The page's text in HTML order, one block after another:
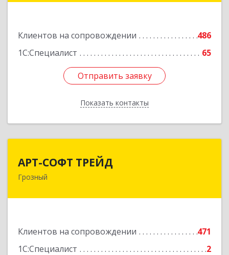
Клиентов на сопровождении
486
1С:Специалист
65
Отправить заявку
Показать контакты
Отправить заявку
Назад
АРТ-СОФТ ТРЕЙД
Грозный
Клиентов на сопровождении
471
1С:Специалист
2
364013, Чеченская Респ, Грозный г, Полярников